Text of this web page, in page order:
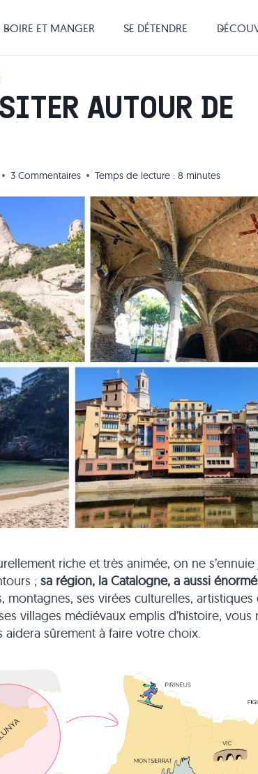
BOIRE ET MANGER SE DÉTENDRE
AUTOUR DE
3 Commentaires Temps de lecture : 8 minutes
riche et très animée, on ne s’ennuie
; sa région, la Catalogne, a aussi
montagnes, ses virées culturelles, artistiques
villages médiévaux emplis d’histoire, vous
sûrement à faire votre choix.